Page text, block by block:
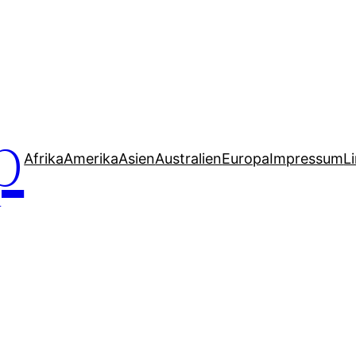
AfrikaAmerikaAsienAustralienEuropaImpressum